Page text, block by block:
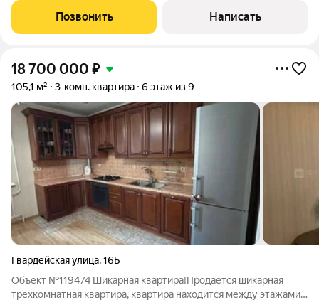
которую можно заехать хоть завтра. Внутри всё есть:
косметический ремонт, вся
Позвонить Написать
18 700 000 ₽
105,1 м² 3-комн. квартира 6 этаж из 9
Гвардейская улица,16Б
Объект №119474 Шикарная квартира!Продается шикарная
трехкомнатная квартира, квартира находится между этажами,